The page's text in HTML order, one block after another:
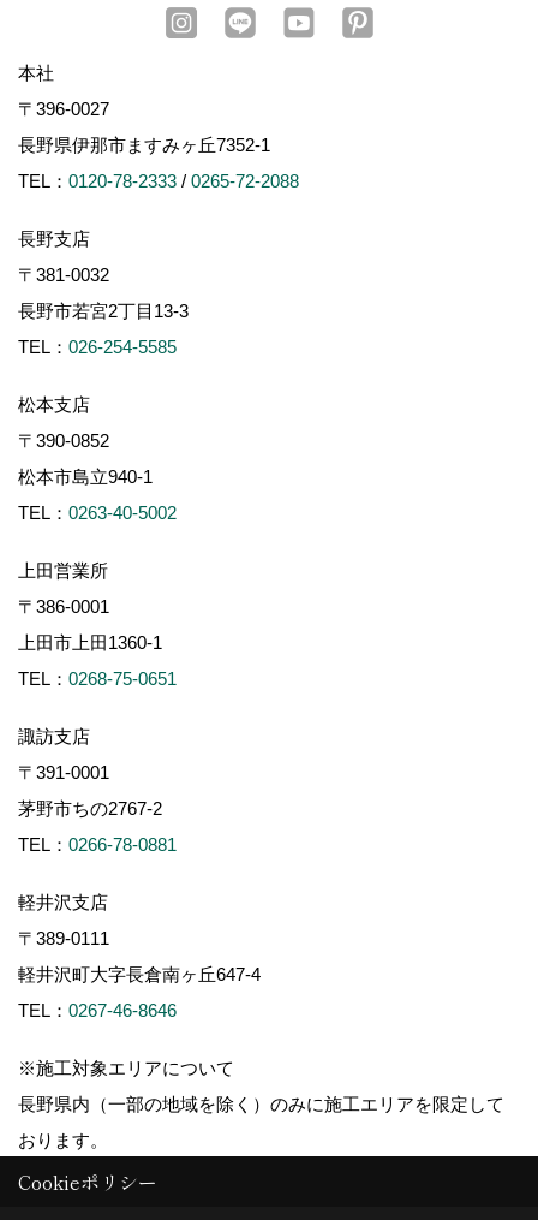
本社
〒396-0027
長野県伊那市ますみヶ丘7352-1
TEL： 0120-78-2333 / 0265-72-2088
長野支店
〒381-0032
長野市若宮2丁目13-3
TEL： 026-254-5585
松本支店
〒390-0852
松本市島立940-1
TEL： 0263-40-5002
上田営業所
〒386-0001
上田市上田1360-1
TEL： 0268-75-0651
諏訪支店
〒391-0001
茅野市ちの2767-2
TEL： 0266-78-0881
軽井沢支店
〒389-0111
軽井沢町大字長倉南ヶ丘647-4
TEL： 0267-46-8646
※施工対象エリアについて
長野県内（一部の地域を除く）のみに施工エリアを限定して
おります。
Cookieポリシー